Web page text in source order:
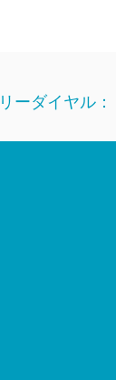
ーダイヤル：